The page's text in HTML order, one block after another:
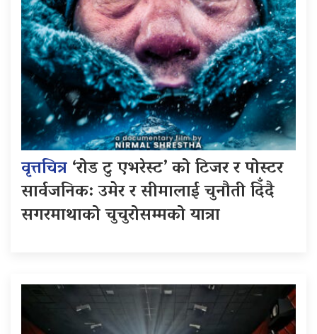
वृत्तचित्र‘रोड टु एभरेस्ट’ को टिजर र पोस्टर
सार्वजनिक: उमेर र सीमालाई चुनौती दिँदै
सगरमाथाको चुचुरोसम्मको यात्रा